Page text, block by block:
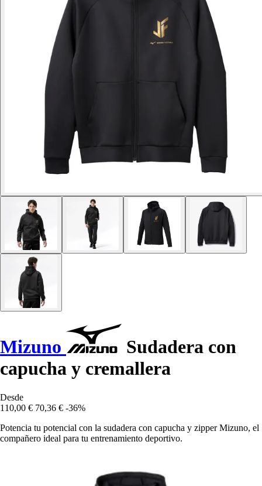
Mizuno
Sudadera con
capucha y cremallera
Desde
110,00 € 70,36 € -36%
Potencia tu potencial con la sudadera con capucha y zipper Mizuno, el
compañero ideal para tu entrenamiento deportivo.